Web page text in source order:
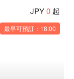
JPY0 起
最早可預訂：18:00